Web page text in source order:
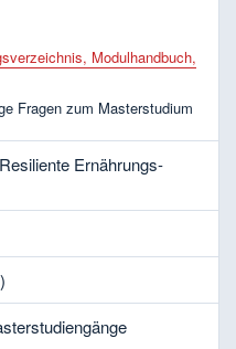
Modulhandbuch,
Fragen zum Masterstudium
Ernährungs-